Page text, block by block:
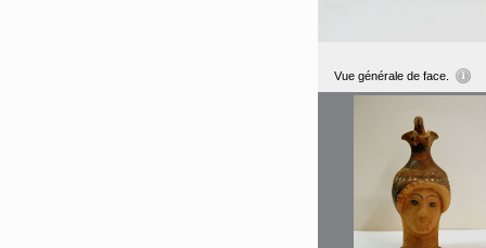
Vue générale de face.